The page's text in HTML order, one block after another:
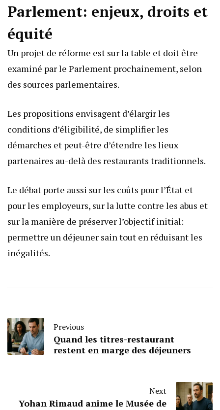
Parlement: enjeux, droits et
équité
Un projet de réforme est sur la table et doit être
examiné par le Parlement prochainement, selon
des sources parlementaires.
Les propositions envisagent d’élargir les
conditions d’éligibilité, de simplifier les
démarches et peut-être d’étendre les lieux
partenaires au-delà des restaurants traditionnels.
Le débat porte aussi sur les coûts pour l’État et
pour les employeurs, sur la lutte contre les abus et
sur la manière de préserver l’objectif initial:
permettre un déjeuner sain tout en réduisant les
inégalités.
Previous
Quand les titres-restaurant
restent en marge des déjeuners
Next
Yohan Rimaud anime le Musée de